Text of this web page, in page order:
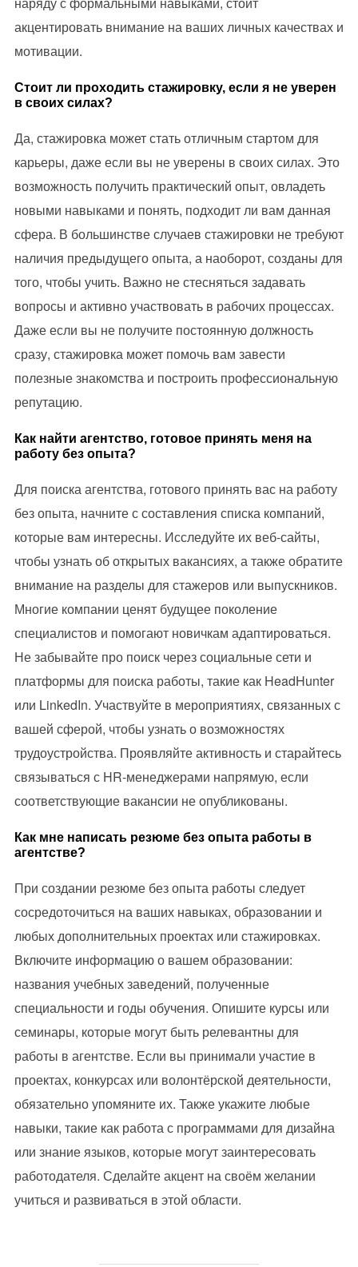
акцентировать внимание на ваших личных качествах и
мотивации.
Стоит ли проходить стажировку, если я не уверен
в своих силах?
Да, стажировка может стать отличным стартом для
карьеры, даже если вы не уверены в своих силах. Это
возможность получить практический опыт, овладеть
новыми навыками и понять, подходит ли вам данная
сфера. В большинстве случаев стажировки не требуют
наличия предыдущего опыта, а наоборот, созданы для
того, чтобы учить. Важно не стесняться задавать
вопросы и активно участвовать в рабочих процессах.
Даже если вы не получите постоянную должность
сразу, стажировка может помочь вам завести
полезные знакомства и построить профессиональную
репутацию.
Как найти агентство, готовое принять меня на
работу без опыта?
Для поиска агентства, готового принять вас на работу
без опыта, начните с составления списка компаний,
которые вам интересны. Исследуйте их веб-сайты,
чтобы узнать об открытых вакансиях, а также обратите
внимание на разделы для стажеров или выпускников.
Многие компании ценят будущее поколение
специалистов и помогают новичкам адаптироваться.
Не забывайте про поиск через социальные сети и
платформы для поиска работы, такие как HeadHunter
или LinkedIn. Участвуйте в мероприятиях, связанных с
вашей сферой, чтобы узнать о возможностях
трудоустройства. Проявляйте активность и старайтесь
связываться с HR-менеджерами напрямую, если
соответствующие вакансии не опубликованы.
Как мне написать резюме без опыта работы в
агентстве?
При создании резюме без опыта работы следует
сосредоточиться на ваших навыках, образовании и
любых дополнительных проектах или стажировках.
Включите информацию о вашем образовании:
названия учебных заведений, полученные
специальности и годы обучения. Опишите курсы или
семинары, которые могут быть релевантны для
работы в агентстве. Если вы принимали участие в
проектах, конкурсах или волонтёрской деятельности,
обязательно упомяните их. Также укажите любые
навыки, такие как работа с программами для дизайна
или знание языков, которые могут заинтересовать
работодателя. Сделайте акцент на своём желании
учиться и развиваться в этой области.